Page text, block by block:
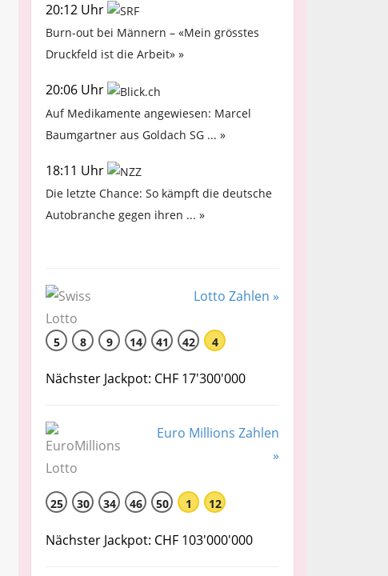
20:12 Uhr
Burn-out bei Männern – «Mein grösstes
Druckfeld ist die Arbeit» »
20:06 Uhr
Auf Medikamente angewiesen: Marcel
Baumgartner aus Goldach SG ... »
18:11 Uhr
Die letzte Chance: So kämpft die deutsche
Autobranche gegen ihren ... »
Lotto Zahlen »
5 8 9 14 41 42 4
Nächster Jackpot: CHF 17'300'000
Euro Millions Zahlen
»
25 30 34 46 50 1 12
Nächster Jackpot: CHF 103'000'000